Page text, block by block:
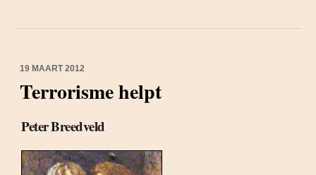
19 MAART 2012
Terrorisme helpt
Peter Breedveld